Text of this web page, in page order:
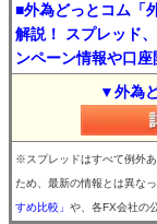
■外為どっとコム「
解説！ スプレッド
ンペーン情報や口
▼外為
※スプレッドはすべて例外
ため、最新の情報とは異な
すめ比較」 や、各FX会社の